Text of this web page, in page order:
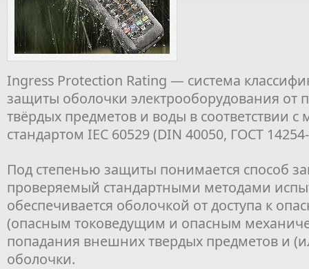
Ingress Protection Rating — система
защиты оболочки электрооборудования от
твёрдых предметов и воды в соответствии
стандартом IEC 60529 (DIN 40050, ГОСТ
Под степенью защиты понимается способ
проверяемый стандартными методами
обеспечивается оболочкой от доступа к
(опасным токоведущим и опасным
попадания внешних твердых предметов и
оболочки.